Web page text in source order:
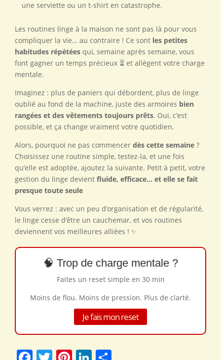
une serviette ou un t-shirt en catastrophe.
Les routines linge à la maison ne sont pas là pour vous
compliquer la vie… au contraire ! Ce sont les petites
habitudes répétées qui, semaine après semaine, vous
font gagner un temps précieux ⏳ et allègent votre charge
mentale.
Imaginez : plus de paniers qui débordent, plus de linge
oublié au fond de la machine, juste des armoires bien
rangées et des vêtements toujours prêts. Oui, c’est
possible, et ça change vraiment votre quotidien.
Alors, pourquoi ne pas commencer dès cette semaine ?
Choisissez une routine simple, testez-la, et une fois
qu’elle est adoptée, ajoutez la suivante. Petit à petit, votre
gestion du linge devient fluide, efficace… et elle se fait
presque toute seule
Vous verrez : avec un peu d’organisation et de régularité,
le linge cesse d’être un cauchemar, et vos routines
deviennent vos meilleures alliées ! ✨
🧠 Trop de charge mentale ?
Faites un reset simple en 30 min
Moins de flou. Moins de pression. Plus de clarté.
Je fais mon reset